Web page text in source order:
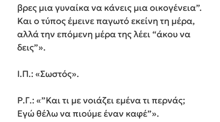
βρες μια γυναίκα να κάνεις μια οικογένεια”.
Και ο τύπος έμεινε παγωτό εκείνη τη μέρα,
αλλά την επόμενη μέρα της λέει “άκου να
δεις”».
Ι.Π.: «Σωστός».
Ρ.Γ.: «”Και τι με νοιάζει εμένα τι περνάς;
Εγώ θέλω να πιούμε έναν καφέ”».